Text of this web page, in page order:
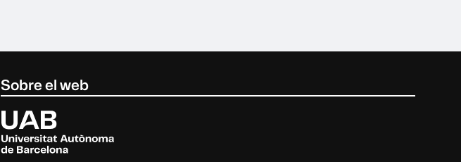
Sobre el web
U
n
i